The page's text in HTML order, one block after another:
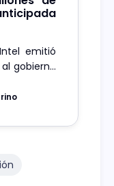
emitió
gobierno